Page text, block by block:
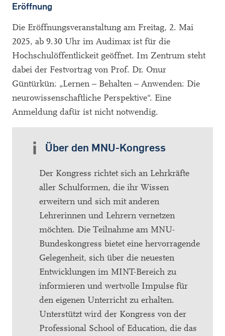
Eröffnung
Die Eröffnungsveranstaltung am Freitag, 2. Mai
2025, ab 9.30 Uhr im Audimax ist für die
Hochschulöffentlickeit geöffnet. Im Zentrum steht
dabei der Festvortrag von Prof. Dr. Onur
Güntürkün: „Lernen – Behalten – Anwenden: Die
neurowissenschaftliche Perspektive“. Eine
Anmeldung dafür ist nicht notwendig.
Über den MNU-Kongress
Der Kongress richtet sich an Lehrkräfte
aller Schulformen, die ihr Wissen
erweitern und sich mit anderen
Lehrerinnen und Lehrern vernetzen
möchten. Die Teilnahme am MNU-
Bundeskongress bietet eine hervorragende
Gelegenheit, sich über die neuesten
Entwicklungen im MINT-Bereich zu
informieren und wertvolle Impulse für
den eigenen Unterricht zu erhalten.
Unterstützt wird der Kongress von der
Professional School of Education, die das